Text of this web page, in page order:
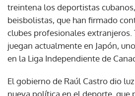
treintena los deportistas
beisbolistas, que han firmado
clubes profesionales extranjeros.
juegan actualmente en Japón,
en la Liga Independiente de
El gobierno de Raúl Castro dio
nueva política en el deporte, que